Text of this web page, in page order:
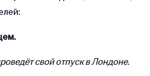
свой отпуск в Лондоне.